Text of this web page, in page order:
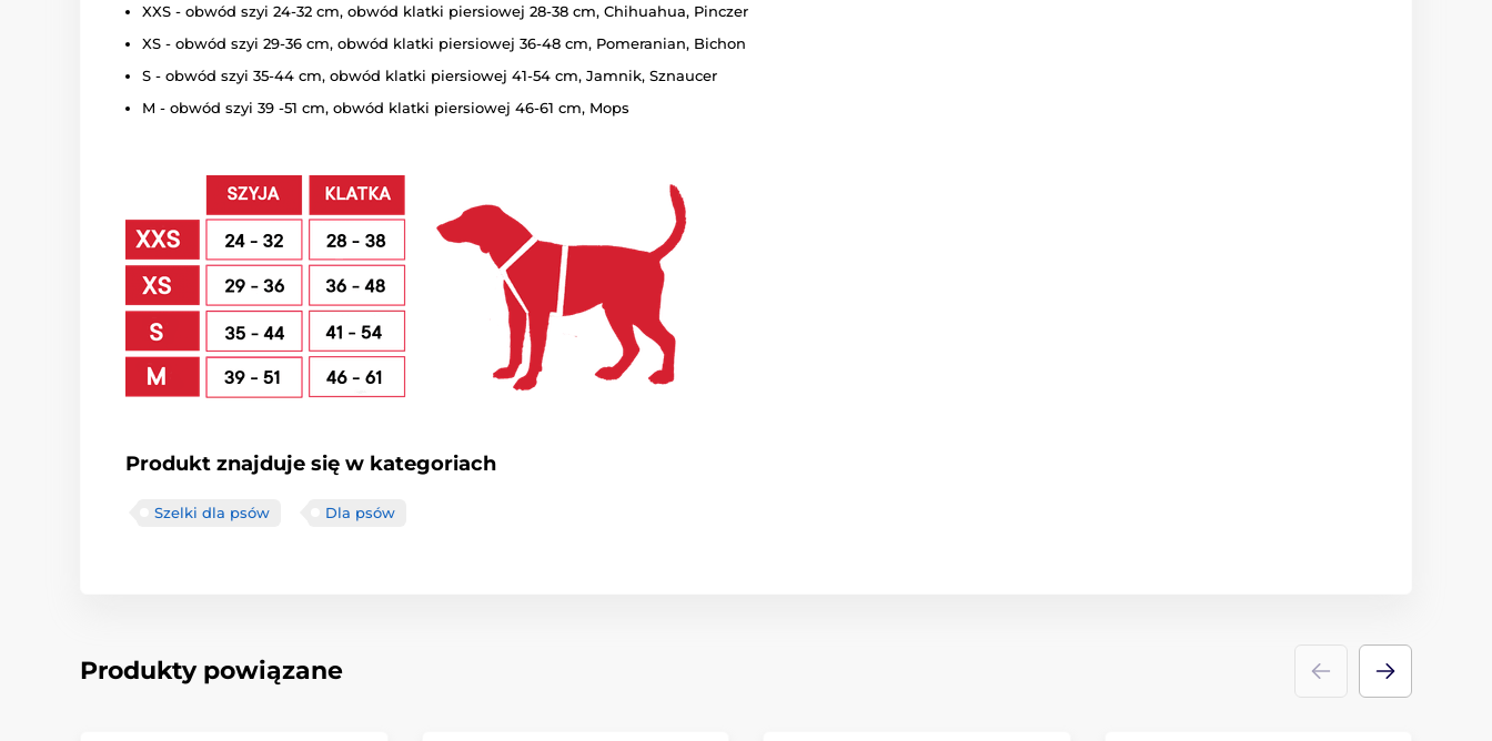
XXS - obwód szyi 24-32 cm, obwód klatki piersiowej 28-38 cm, Chihuahua, Pinczer
XS - obwód szyi 29-36 cm, obwód klatki piersiowej 36-48 cm, Pomeranian, Bichon
S - obwód szyi 35-44 cm, obwód klatki piersiowej 41-54 cm, Jamnik, Sznaucer
M - obwód szyi 39 -51 cm, obwód klatki piersiowej 46-61 cm, Mops
Produkt znajduje się w kategoriach
Szelki dla psów Dla psów
Produkty powiązane